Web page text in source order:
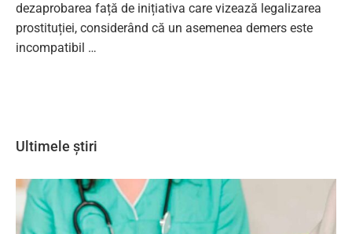
dezaprobarea față de inițiativa care vizează legalizarea
prostituției, considerând că un asemenea demers este
incompatibil …
Ultimele știri